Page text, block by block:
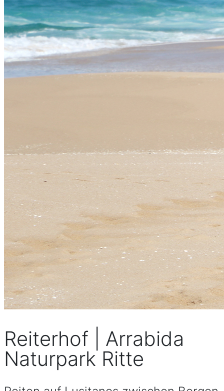
Reiterhof | Arrabida
Naturpark Ritte